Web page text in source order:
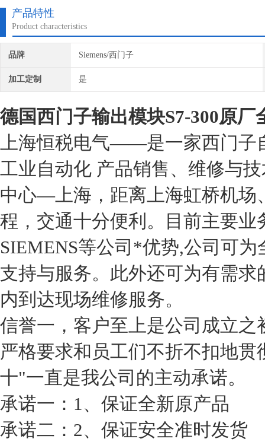
产品特性
Product characteristics
品牌 Siemens/西门子
加工定制 是
德国西门子输出模块S7-300原厂
上海恒税电气——是一家西门子
工业自动化 产品销售、维修与
中心—上海，距离上海虹桥机场
程，交通十分便利。目前主要业
SIEMENS等公司*优势,公司可
支持与服务。此外还可为有需
内到达现场维修服务。
信誉一，客户至上是公司成立
严格要求和员工们不折不扣地
十"一直是我公司的主动承诺。
承诺一：1、保证全新原产品
承诺二：2、保证安全准时发货